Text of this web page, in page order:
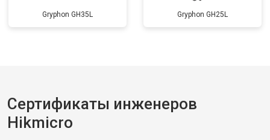
Gryphon GH35L Gryphon GH25L
Сертификаты инженеров
Hikmicro